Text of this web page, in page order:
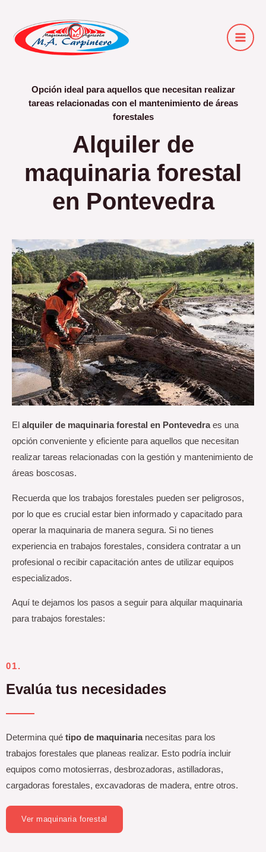
contenido
Opción ideal para aquellos que necesitan realizar
tareas relacionadas con el mantenimiento de áreas
forestales
Alquiler de
maquinaria forestal
en Pontevedra
El alquiler de maquinaria forestal en Pontevedraes una
opción conveniente y eficiente para aquellos que necesitan
realizar tareas relacionadas con la gestión y mantenimiento de
áreas boscosas.
Recuerda que los trabajos forestales pueden ser peligrosos,
por lo que es crucial estar bien informado y capacitado para
operar la maquinaria de manera segura. Si no tienes
experiencia en trabajos forestales, considera contratar a un
profesional o recibir capacitación antes de utilizar equipos
especializados.
Aquí te dejamos los pasos a seguir para alquilar maquinaria
para trabajos forestales:
01.
Evalúa tus necesidades
Determina qué tipo de maquinarianecesitas para los
trabajos forestales que planeas realizar. Esto podría incluir
equipos como motosierras, desbrozadoras, astilladoras,
cargadoras forestales, excavadoras de madera, entre otros.
Ver maquinaria forestal